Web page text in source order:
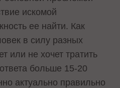
искомой
ее найти. Как
в силу разных
или не хочет тратить
больше 15-20
актуально правильно